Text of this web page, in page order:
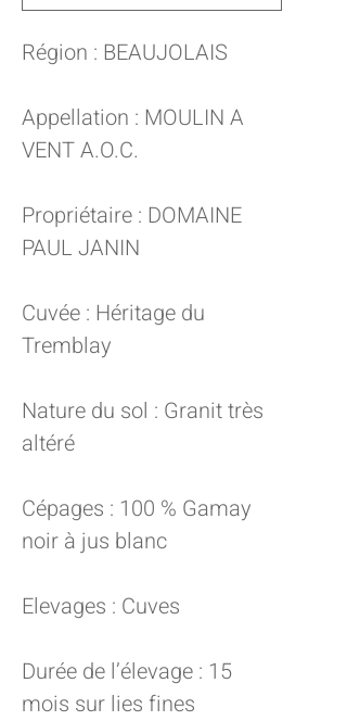
Région : BEAUJOLAIS
Appellation : MOULIN A
VENT A.O.C.
Propriétaire : DOMAINE
PAUL JANIN
Cuvée : Héritage du
Tremblay
Nature du sol : Granit très
altéré
Cépages : 100 % Gamay
noir à jus blanc
Elevages : Cuves
Durée de l’élevage : 15
mois sur lies fines